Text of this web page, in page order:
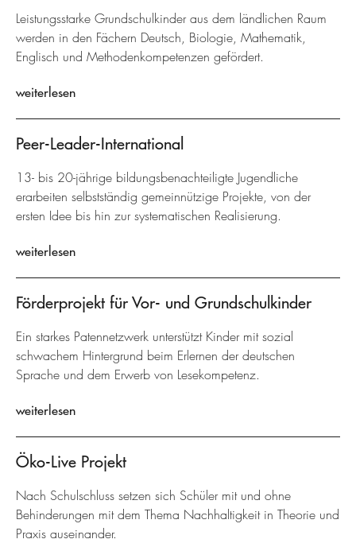
Leistungsstarke Grundschulkinder aus dem ländlichen Raum
werden in den Fächern Deutsch, Biologie, Mathematik,
Englisch und Methodenkompetenzen gefördert.
weiterlesen
Peer-Leader-International
13- bis 20-jährige bildungsbenachteiligte Jugendliche
erarbeiten selbstständig gemeinnützige Projekte, von der
ersten Idee bis hin zur systematischen Realisierung.
weiterlesen
Förderprojekt für Vor- und Grundschulkinder
Ein starkes Patennetzwerk unterstützt Kinder mit sozial
schwachem Hintergrund beim Erlernen der deutschen
Sprache und dem Erwerb von Lesekompetenz.
weiterlesen
Öko-Live Projekt
Nach Schulschluss setzen sich Schüler mit und ohne
Behinderungen mit dem Thema Nachhaltigkeit in Theorie und
Praxis auseinander.